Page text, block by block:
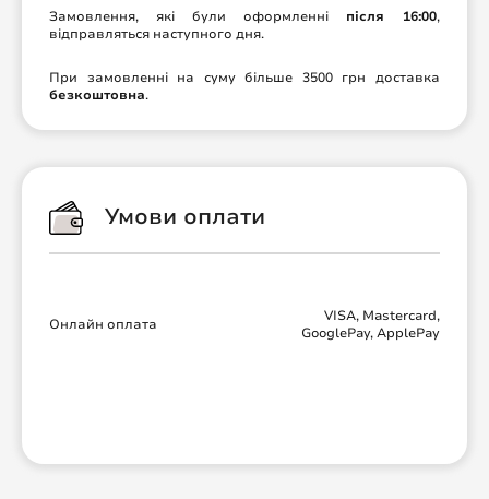
Замовлення, які були оформленні після 16:00,
відправляться наступного дня.
При замовленні на суму більше 3500 грн доставка
безкоштовна.
Умови оплати
Онлайн оплата
VISA, Mastercard,
GooglePay, ApplePay